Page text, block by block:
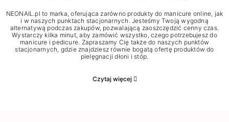
NEONAIL.pl to marka, oferująca zarówno produkty do manicure online, jak
i w naszych punktach stacjonarnych. Jesteśmy Twoją wygodną
alternatywą podczas zakupów, pozwalającą zaoszczędzić cenny czas.
Wystarczy kilka minut, aby zamówić wszystko, czego potrzebujesz do
manicure i pedicure. Zapraszamy Cię także do naszych punktów
stacjonarnych, gdzie znajdziesz równie bogatą ofertę produktów do
pielęgnacji dłoni i stóp.
Czytaj więcej